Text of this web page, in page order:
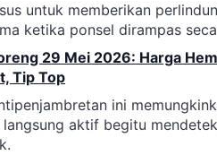
untuk memberikan
ketika ponsel dirampas
29 Mei 2026: Harga
Tip Top
ini
aktif begitu